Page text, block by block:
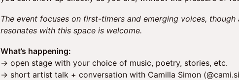
The event focuses on first-timers and emerging voices, though
resonates with this space is welcome.
What’s happening:
→ open stage with your choice of music, poetry, stories, etc.
→ short artist talk + conversation with Camilla Simon